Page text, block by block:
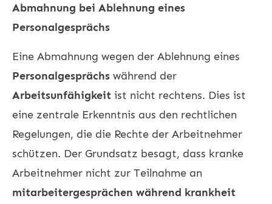
Abmahnung bei Ablehnung eines
Personalgesprächs
Eine Abmahnung wegen der Ablehnung eines
Personalgesprächs während der
Arbeitsunfähigkeit ist nicht rechtens. Dies ist
eine zentrale Erkenntnis aus den rechtlichen
Regelungen, die die Rechte der Arbeitnehmer
schützen. Der Grundsatz besagt, dass kranke
Arbeitnehmer nicht zur Teilnahme an
mitarbeitergesprächen während krankheit